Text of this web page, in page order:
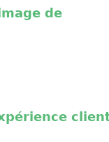
de